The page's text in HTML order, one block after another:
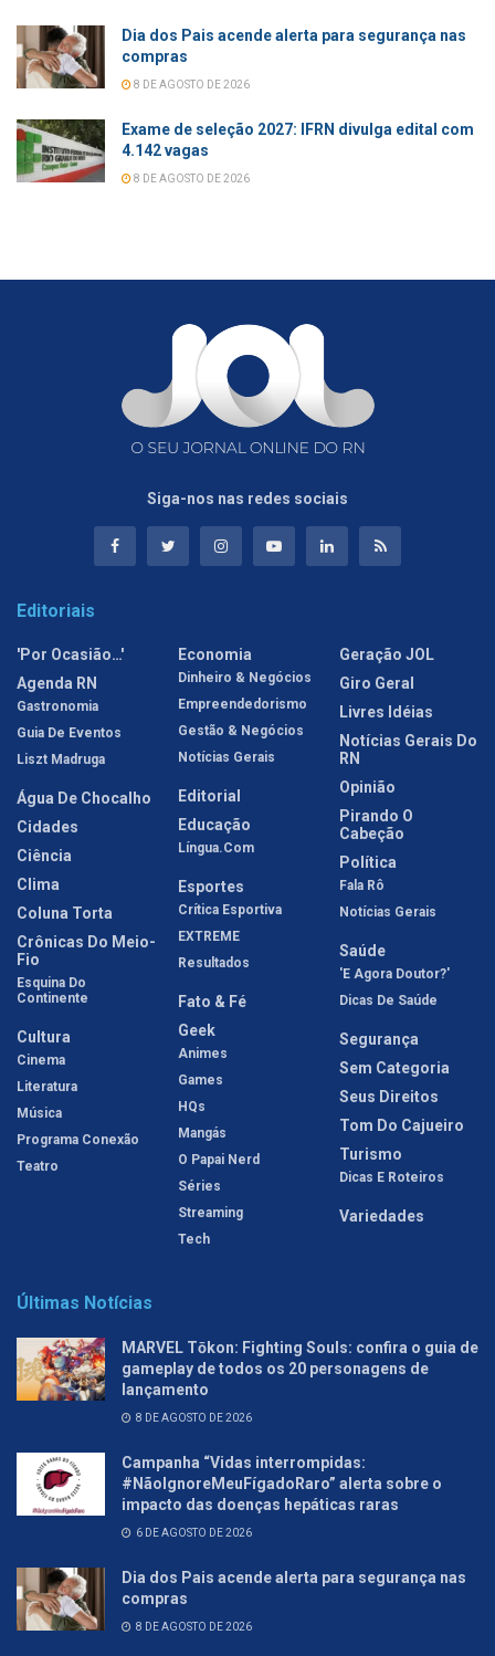
Dia dos Pais acende alerta para segurança nas
compras
8 DE AGOSTO DE 2026
Exame de seleção 2027: IFRN divulga edital com
4.142 vagas
8 DE AGOSTO DE 2026
Siga-nos nas redes sociais
Editoriais
'Por Ocasião…'
Agenda RN
Gastronomia
Guia De Eventos
Liszt Madruga
Água De Chocalho
Cidades
Ciência
Clima
Coluna Torta
Crônicas Do Meio-
Fio
Esquina Do
Continente
Cultura
Cinema
Literatura
Música
Programa Conexão
Teatro
Economia
Dinheiro & Negócios
Empreendedorismo
Gestão & Negócios
Notícias Gerais
Editorial
Educação
Língua.com
Esportes
Crítica Esportiva
EXTREME
Resultados
Fato & Fé
Geek
Animes
Games
HQs
Mangás
O Papai Nerd
Séries
Streaming
Tech
Geração JOL
Giro Geral
Livres Idéias
Notícias Gerais Do
RN
Opinião
Pirando O
Cabeção
Política
Fala Rô
Notícias Gerais
Saúde
'E Agora Doutor?'
Dicas De Saúde
Segurança
Sem Categoria
Seus Direitos
Tom Do Cajueiro
Turismo
Dicas E Roteiros
Variedades
Últimas Notícias
MARVEL Tōkon: Fighting Souls: confira o guia de
gameplay de todos os 20 personagens de
lançamento
8 DE AGOSTO DE 2026
Campanha “Vidas interrompidas:
#NãoIgnoreMeuFígadoRaro” alerta sobre o
impacto das doenças hepáticas raras
6 DE AGOSTO DE 2026
Dia dos Pais acende alerta para segurança nas
compras
8 DE AGOSTO DE 2026